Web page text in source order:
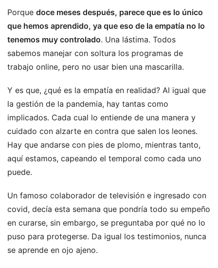
Porque doce meses después, parece que es lo único
que hemos aprendido, ya que eso de la empatía no lo
tenemos muy controlado. Una lástima. Todos
sabemos manejar con soltura los programas de
trabajo online, pero no usar bien una mascarilla.
Y es que, ¿qué es la empatía en realidad? Al igual que
la gestión de la pandemia, hay tantas como
implicados. Cada cual lo entiende de una manera y
cuidado con alzarte en contra que salen los leones.
Hay que andarse con pies de plomo, mientras tanto,
aquí estamos, capeando el temporal como cada uno
puede.
Un famoso colaborador de televisión e ingresado con
covid, decía esta semana que pondría todo su empeño
en curarse, sin embargo, se preguntaba por qué no lo
puso para protegerse. Da igual los testimonios, nunca
se aprende en ojo ajeno.